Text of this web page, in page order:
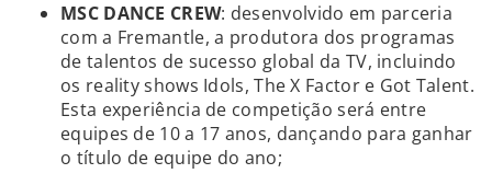
MSC DANCE CREW: desenvolvido em parceria
com a Fremantle, a produtora dos programas
de talentos de sucesso global da TV, incluindo
os reality shows Idols, The X Factor e Got Talent.
Esta experiência de competição será entre
equipes de 10 a 17 anos, dançando para ganhar
o título de equipe do ano;